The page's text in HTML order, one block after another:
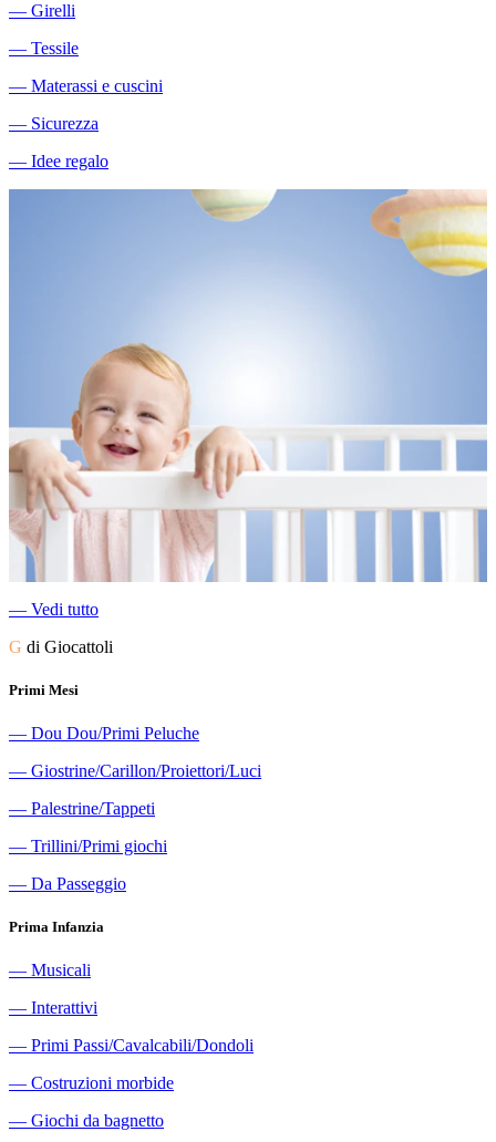
― Girelli
― Tessile
― Materassi e cuscini
― Sicurezza
― Idee regalo
― Vedi tutto
G di Giocattoli
Primi Mesi
― Dou Dou/Primi Peluche
― Giostrine/Carillon/Proiettori/Luci
― Palestrine/Tappeti
― Trillini/Primi giochi
― Da Passeggio
Prima Infanzia
― Musicali
― Interattivi
― Primi Passi/Cavalcabili/Dondoli
― Costruzioni morbide
― Giochi da bagnetto